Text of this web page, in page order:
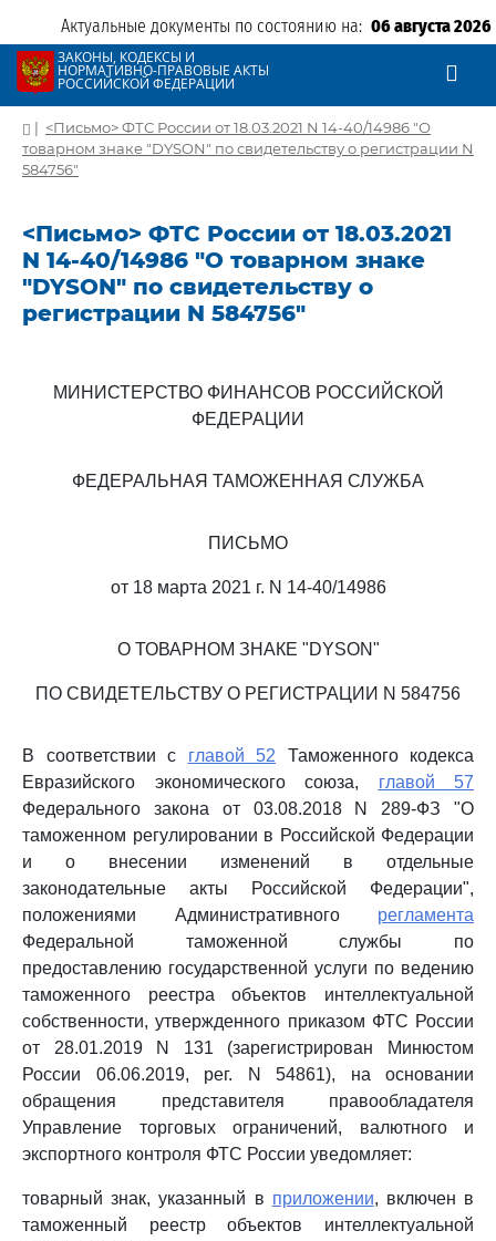
Актуальные документы по состоянию на: 06 августа 2026
ЗАКОНЫ, КОДЕКСЫ И
НОРМАТИВНО-ПРАВОВЫЕ АКТЫ
РОССИЙСКОЙ ФЕДЕРАЦИИ
| <Письмо> ФТС России от 18.03.2021 N 14-40/14986 "О
товарном знаке "DYSON" по свидетельству о регистрации N
584756"
<Письмо> ФТС России от 18.03.2021
N 14-40/14986 "О товарном знаке
"DYSON" по свидетельству о
регистрации N 584756"
МИНИСТЕРСТВО ФИНАНСОВ РОССИЙСКОЙ
ФЕДЕРАЦИИ
ФЕДЕРАЛЬНАЯ ТАМОЖЕННАЯ СЛУЖБА
ПИСЬМО
от 18 марта 2021 г. N 14-40/14986
О ТОВАРНОМ ЗНАКЕ "DYSON"
ПО СВИДЕТЕЛЬСТВУ О РЕГИСТРАЦИИ N 584756
В соответствии с главой 52 Таможенного кодекса
Евразийского экономического союза, главой 57
Федерального закона от 03.08.2018 N 289-ФЗ "О
таможенном регулировании в Российской Федерации
и о внесении изменений в отдельные
законодательные акты Российской Федерации",
положениями Административного регламента
Федеральной таможенной службы по
предоставлению государственной услуги по ведению
таможенного реестра объектов интеллектуальной
собственности, утвержденного приказом ФТС России
от 28.01.2019 N 131 (зарегистрирован Минюстом
России 06.06.2019, рег. N 54861), на основании
обращения представителя правообладателя
Управление торговых ограничений, валютного и
экспортного контроля ФТС России уведомляет:
товарный знак, указанный в приложении, включен в
таможенный реестр объектов интеллектуальной